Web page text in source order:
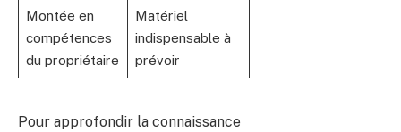
Montée en
compétences
du propriétaire
Matériel
indispensable à
prévoir
Pour approfondir la connaissance